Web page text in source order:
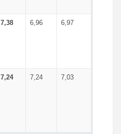
7,38 6,96 6,97
7,24 7,24 7,03